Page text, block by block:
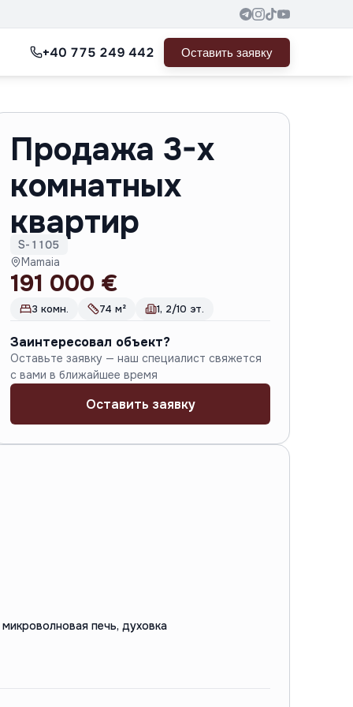
+40 775 249 442 Оставить заявку
Продажа 3-х
комнатных
квартир
S-1105
Mamaia
191 000 €
3 комн. 74 м² 1, 2/10 эт.
Заинтересовал объект?
Оставьте заявку — наш специалист свяжется
с вами в ближайшее время
Оставить заявку
печь, духовка